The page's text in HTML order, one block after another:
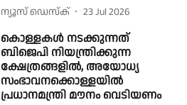
ന്യൂസ് ഡെസ്ക് 23 Jul 2026
കൊള്ളകൾ നടക്കുന്നത്
ബിജെപി നിയന്ത്രിക്കുന്ന
ക്ഷേത്രങ്ങളിൽ, അയോധ്യ
സംഭാവനക്കൊള്ളയിൽ
പ്രധാനമന്ത്രി മൗനം വെടിയണം